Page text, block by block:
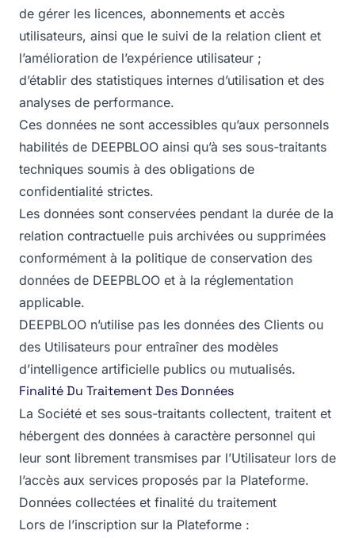
de gérer les licences, abonnements et accès
utilisateurs, ainsi que le suivi de la relation client et
l’amélioration de l’expérience utilisateur ;
d’établir des statistiques internes d’utilisation et des
analyses de performance.
Ces données ne sont accessibles qu’aux personnels
habilités de DEEPBLOO ainsi qu’à ses sous-traitants
techniques soumis à des obligations de
confidentialité strictes.
Les données sont conservées pendant la durée de la
relation contractuelle puis archivées ou supprimées
conformément à la politique de conservation des
données de DEEPBLOO et à la réglementation
applicable.
DEEPBLOO n’utilise pas les données des Clients ou
des Utilisateurs pour entraîner des modèles
d’intelligence artificielle publics ou mutualisés.
Finalité Du Traitement Des Données
La Société et ses sous-traitants collectent, traitent et
hébergent des données à caractère personnel qui
leur sont librement transmises par l’Utilisateur lors de
l’accès aux services proposés par la Plateforme.
Données collectées et finalité du traitement
Lors de l’inscription sur la Plateforme :